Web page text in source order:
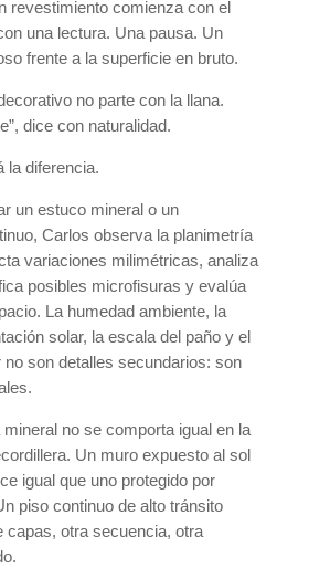
revestimiento comienza con el
una lectura. Una pausa. Un
frente a la superficie en bruto.
no parte con la llana.
dice con naturalidad.
la diferencia.
un estuco mineral o un
Carlos observa la planimetría
variaciones milimétricas, analiza
posibles microfisuras y evalúa
La humedad ambiente, la
solar, la escala del paño y el
no son detalles secundarios: son
no se comporta igual en la
Un muro expuesto al sol
igual que uno protegido por
piso continuo de alto tránsito
capas, otra secuencia, otra